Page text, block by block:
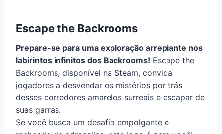
Escape the Backrooms
Prepare-se para uma exploração arrepiante nos
labirintos infinitos dos Backrooms! Escape the
Backrooms, disponível na Steam, convida
jogadores a desvendar os mistérios por trás
desses corredores amarelos surreais e escapar de
suas garras.
Se você busca um desafio empolgante e